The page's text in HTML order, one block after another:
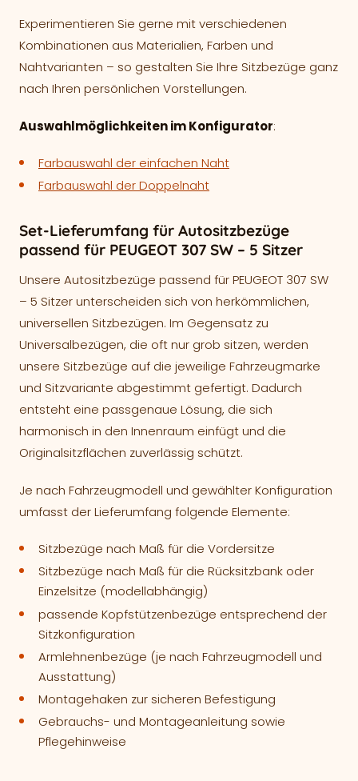
Experimentieren Sie gerne mit verschiedenen
Kombinationen aus Materialien, Farben und
Nahtvarianten – so gestalten Sie Ihre Sitzbezüge ganz
nach Ihren persönlichen Vorstellungen.
Auswahlmöglichkeiten im Konfigurator:
Farbauswahl der einfachen Naht
Farbauswahl der Doppelnaht
Set-Lieferumfang für Autositzbezüge
passend für PEUGEOT 307 SW – 5 Sitzer
Unsere Autositzbezüge passend für PEUGEOT 307 SW
– 5 Sitzer unterscheiden sich von herkömmlichen,
universellen Sitzbezügen. Im Gegensatz zu
Universalbezügen, die oft nur grob sitzen, werden
unsere Sitzbezüge auf die jeweilige Fahrzeugmarke
und Sitzvariante abgestimmt gefertigt. Dadurch
entsteht eine passgenaue Lösung, die sich
harmonisch in den Innenraum einfügt und die
Originalsitzflächen zuverlässig schützt.
Je nach Fahrzeugmodell und gewählter Konfiguration
umfasst der Lieferumfang folgende Elemente:
Sitzbezüge nach Maß für die Vordersitze
Sitzbezüge nach Maß für die Rücksitzbank oder
Einzelsitze (modellabhängig)
passende Kopfstützenbezüge entsprechend der
Sitzkonfiguration
Armlehnenbezüge (je nach Fahrzeugmodell und
Ausstattung)
Montagehaken zur sicheren Befestigung
Gebrauchs- und Montageanleitung sowie
Pflegehinweise